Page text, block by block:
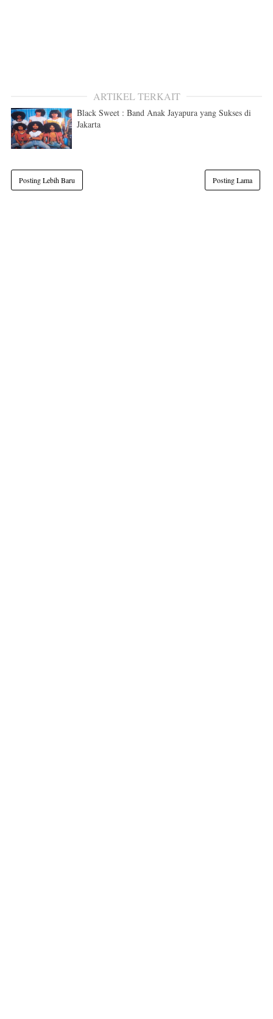
ARTIKEL TERKAIT
Black Sweet : Band Anak Jayapura yang Sukses di
Jakarta
Posting Lebih Baru Posting Lama